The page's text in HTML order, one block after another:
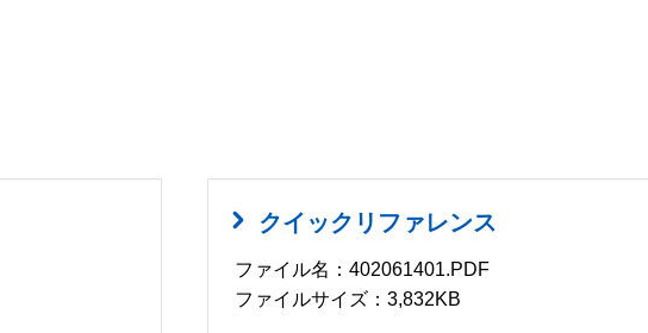
クイックリファレンス
ファイル名：402061401.PDF
ファイルサイズ：3,832KB